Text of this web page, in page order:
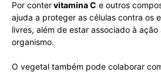
Por contervitamina C e outros
ajuda a proteger as células contra os
livres, além de estar associado à
organismo.
O vegetal também pode colaborar